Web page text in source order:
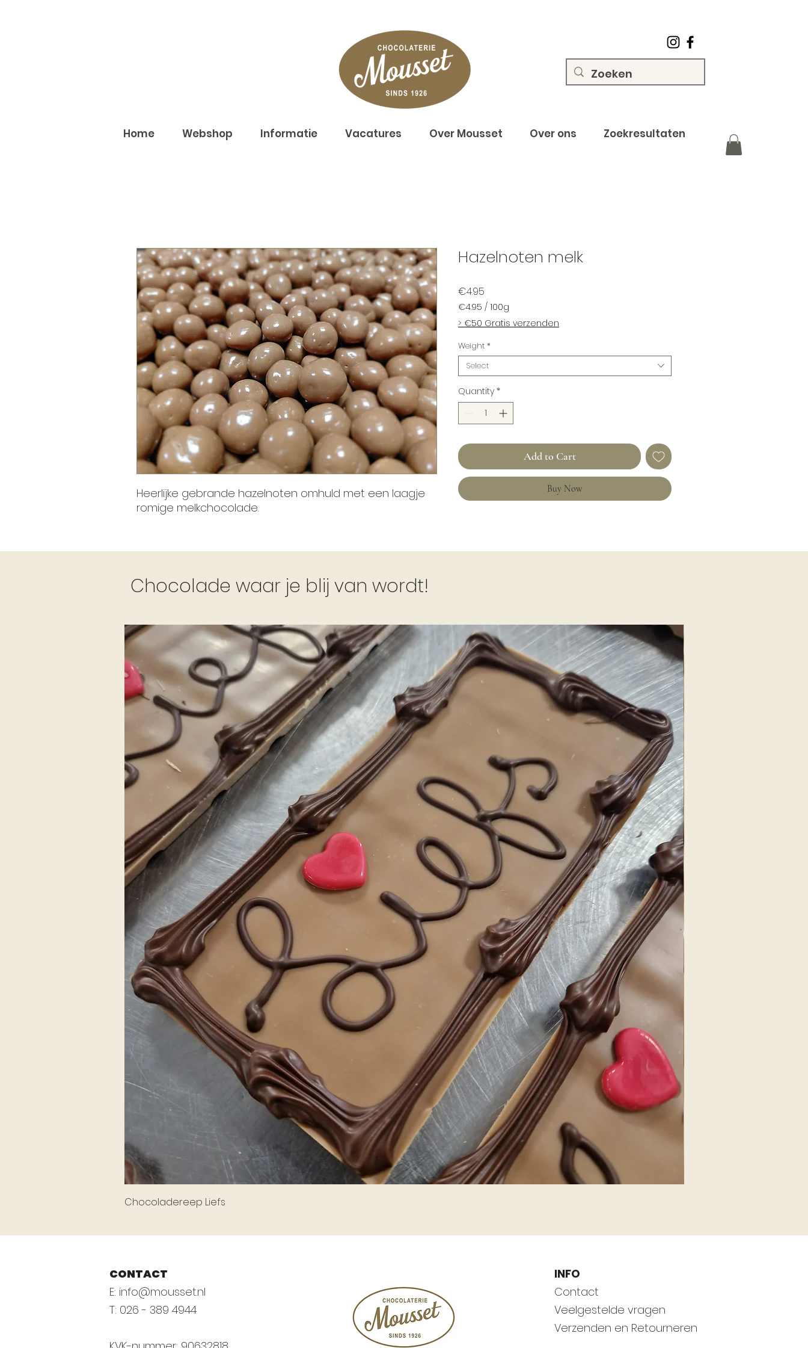
Home Webshop Informatie Vacatures Over Mousset Over ons Zoekresultaten
Heerlijke gebrande hazelnoten omhuld met een laagje
romige melkchocolade.
Hazelnoten melk
€4.95
€4.95 / 100g
€4.95
per
100
Grams
> €50 Gratis verzenden
Weight *
Select
Quantity *
Add to Cart
Buy Now
Chocolade waar je blij van wordt!
Chocoladereep Liefs
CONTACT
E: info@mousset.nl
T: 026 - 389 4944
INFO
Contact
Veelgestelde vragen
Verzenden en Retourneren